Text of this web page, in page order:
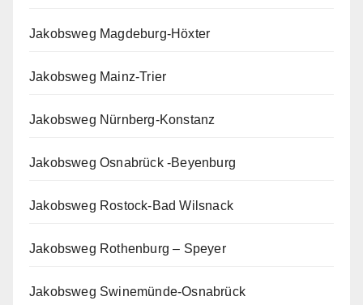
Jakobsweg Magdeburg-Höxter
Jakobsweg Mainz-Trier
Jakobsweg Nürnberg-Konstanz
Jakobsweg Osnabrück -Beyenburg
Jakobsweg Rostock-Bad Wilsnack
Jakobsweg Rothenburg – Speyer
Jakobsweg Swinemünde-Osnabrück